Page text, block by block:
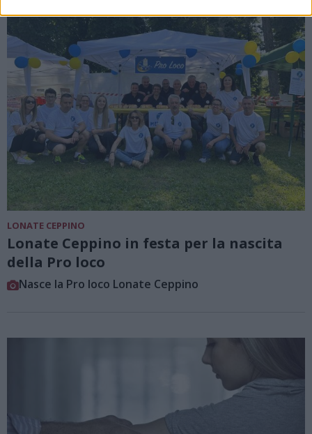
LONATE CEPPINO
Lonate Ceppino in festa per la nascita
della Pro loco
Nasce la Pro loco Lonate Ceppino